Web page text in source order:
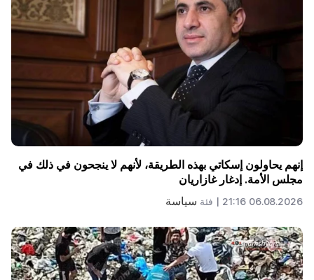
إنهم يحاولون إسكاتي بهذه الطريقة، لأنهم لا ينجحون في ذلك في
مجلس الأمة. إدغار غازاريان
06.08.2026 21:16 | فئة سياسة